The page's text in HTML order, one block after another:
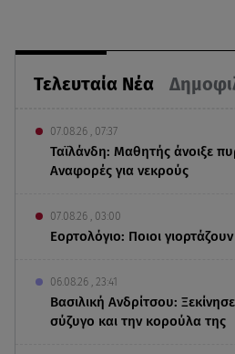
Τελευταία Νέα
07.08.26 , 07:37
Ταϊλάνδη: Μαθητής άνοιξε
Αναφορές για νεκρούς
07.08.26 , 03:00
Εορτολόγιο: Ποιοι
06.08.26 , 23:41
Βασιλική Ανδρίτσου:
σύζυγο και την κορούλα της